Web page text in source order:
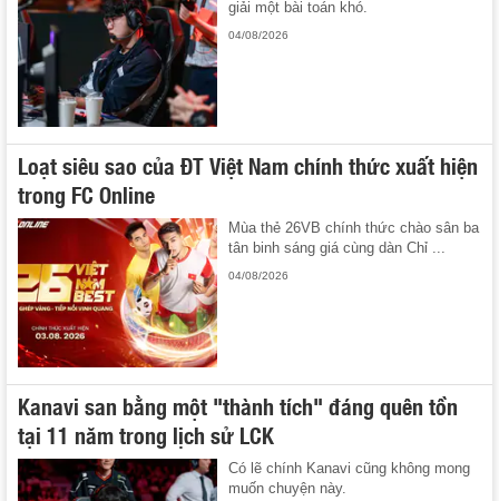
giải một bài toán khó.
04/08/2026
Loạt siêu sao của ĐT Việt Nam chính thức xuất hiện
trong FC Online
Mùa thẻ 26VB chính thức chào sân ba
tân binh sáng giá cùng dàn Chỉ ...
04/08/2026
Kanavi san bằng một "thành tích" đáng quên tồn
tại 11 năm trong lịch sử LCK
Có lẽ chính Kanavi cũng không mong
muốn chuyện này.